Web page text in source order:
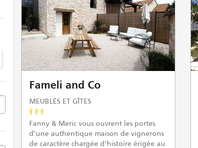
Fameli and Co
MEUBLÉS ET GÎTES
Fanny & Meric vous ouvrent les portes
d'une authentique maison de vignerons
de caractère chargée d'histoire érigée au